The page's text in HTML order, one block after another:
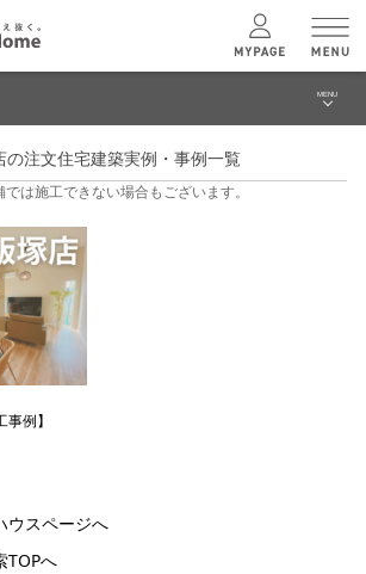
ホームの特長
ン
ョン
MENU
の注文住宅建築実例・事例一覧
は施工できない場合もございます。
例】
ウスページへ
TOPへ